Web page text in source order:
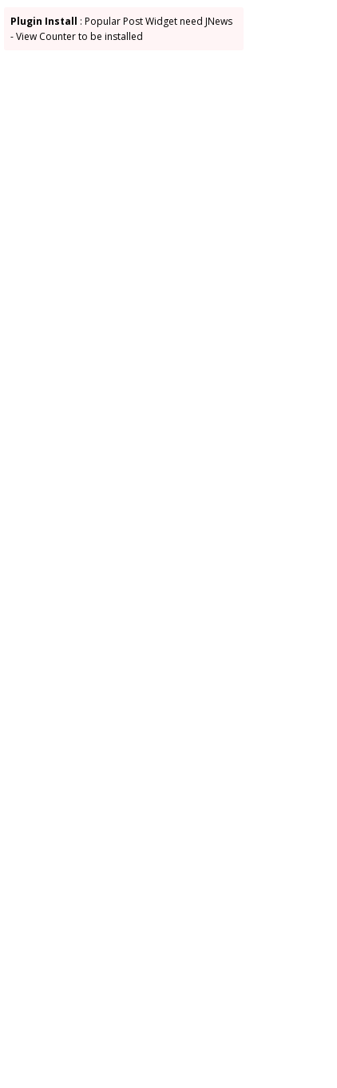
Plugin Install : Popular Post Widget need JNews
- View Counter to be installed